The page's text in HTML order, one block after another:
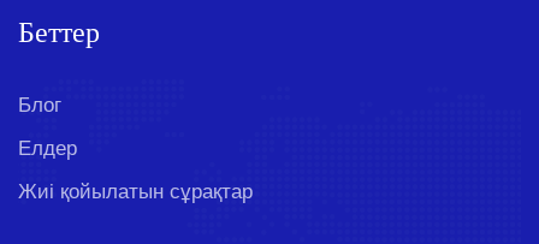
Беттер
Блог
Елдер
Жиі қойылатын сұрақтар